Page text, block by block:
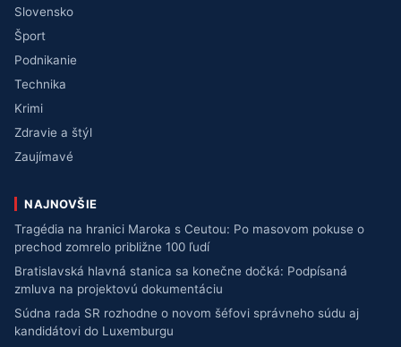
Slovensko
Šport
Podnikanie
Technika
Krimi
Zdravie a štýl
Zaujímavé
NAJNOVŠIE
Tragédia na hranici Maroka s Ceutou: Po masovom pokuse o
prechod zomrelo približne 100 ľudí
Bratislavská hlavná stanica sa konečne dočká: Podpísaná
zmluva na projektovú dokumentáciu
Súdna rada SR rozhodne o novom šéfovi správneho súdu aj
kandidátovi do Luxemburgu